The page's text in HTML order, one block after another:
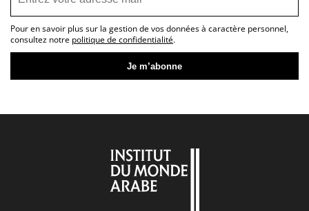
Pour en savoir plus sur la gestion de vos données à caractère personnel,
consultez notre politique de confidentialité.